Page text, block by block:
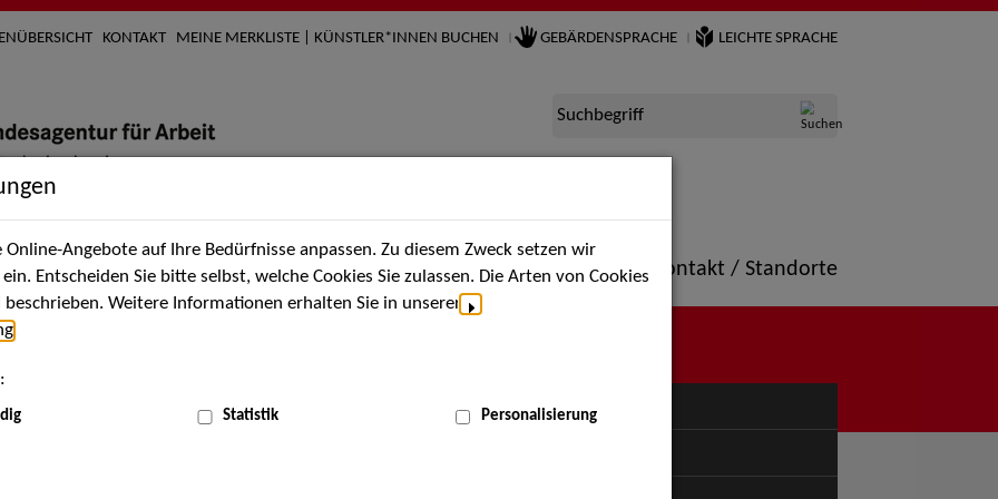
KONTAKT MEINE MERKLISTE | KÜNSTLER*INNEN BUCHEN GEBÄRDENSPRACHE LEICHTE SPRACHE
Suchbegriff
Künstler*innen Über uns Aktuelles Termine Portfolio Kontakt / Standorte
MENÜ
Angebote auf Ihre Bedürfnisse anpassen. Zu diesem Zweck setzen wir
Entscheiden Sie bitte selbst, welche Cookies Sie zulassen. Die Arten von Cookies
Weitere Informationen erhalten Sie in unserer
Statistik Personalisierung